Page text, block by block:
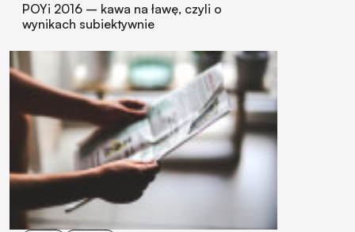
POYi 2016 – kawa na ławę, czyli o
wynikach subiektywnie